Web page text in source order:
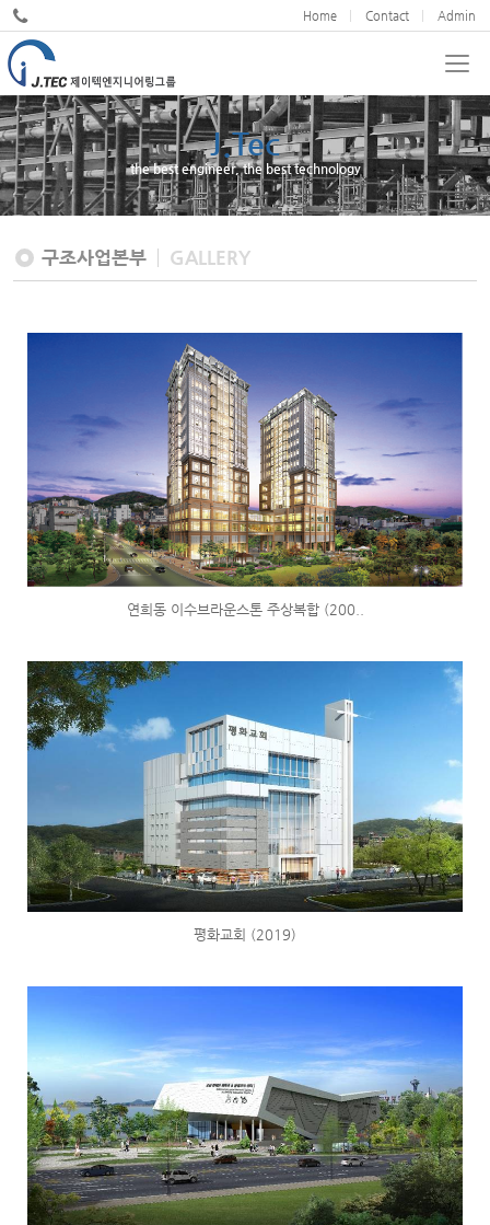
Home Contact Admin
J.Tec
the best engineer, the best technology
구조사업본부 GALLERY
연희동 이수브라운스톤 주상복합 (200..
평화교회 (2019)